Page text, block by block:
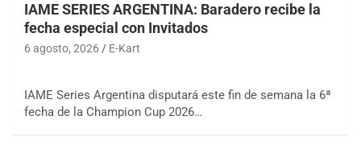
IAME SERIES ARGENTINA: Baradero recibe la
fecha especial con Invitados
6 agosto, 2026 E-Kart
IAME Series Argentina disputará este fin de semana la 6ª
fecha de la Champion Cup 2026…